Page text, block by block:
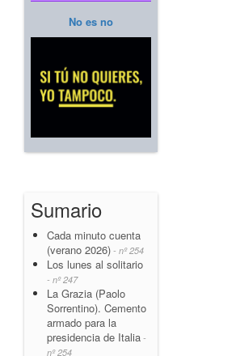
No es no
Sumario
Cada minuto cuenta
(verano 2026) - nº 254
Los lunes al solitario
- nº 247
La Grazia (Paolo
Sorrentino). Cemento
armado para la
presidencia de Italia -
nº 254